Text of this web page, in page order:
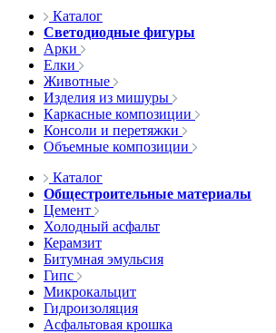
Каталог
Светодиодные фигуры
Арки
Елки
Животные
Изделия из мишуры
Каркасные композиции
Консоли и перетяжки
Объемные композиции
Каталог
Общестроительные материалы
Цемент
Холодный асфальт
Керамзит
Битумная эмульсия
Гипс
Микрокальцит
Гидроизоляция
Асфальтовая крошка